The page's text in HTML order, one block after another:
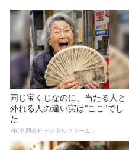
同じ宝くじなのに、当たる人と
外れる人の違い実は“ここ”でし
た
PR(合同会社デジタルファーム )